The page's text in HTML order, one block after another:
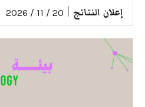
إعلان النتائج 20 / 11 / 2026